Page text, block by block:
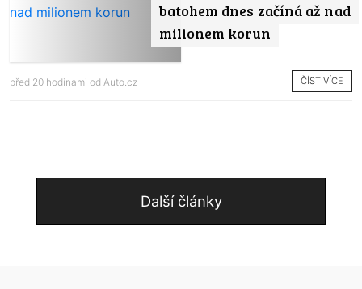
batohem dnes začíná až nad
milionem korun
před 20 hodinami od Auto.cz ČÍST VÍCE
Další články